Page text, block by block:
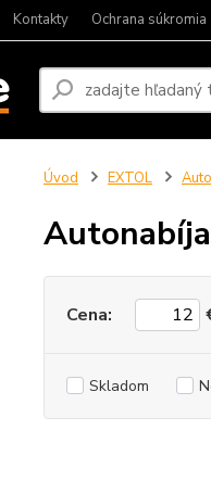
Kontakty Ochrana súkromia
Úvod EXTOL
Cena:
Skladom